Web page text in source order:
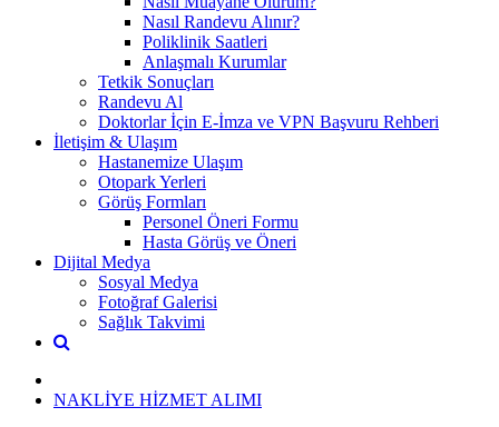
Nasıl Randevu Alınır?
Poliklinik Saatleri
Anlaşmalı Kurumlar
Tetkik Sonuçları
Randevu Al
Doktorlar İçin E-İmza ve VPN Başvuru Rehberi
İletişim & Ulaşım
Hastanemize Ulaşım
Otopark Yerleri
Görüş Formları
Personel Öneri Formu
Hasta Görüş ve Öneri
Dijital Medya
Sosyal Medya
Fotoğraf Galerisi
Sağlık Takvimi
NAKLİYE HİZMET ALIMI